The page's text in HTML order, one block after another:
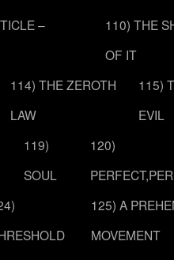
–
110) THE
OF IT
114) THE ZEROTH
LAW
115)
EVIL
119)
SOUL
120)
125) A
MOVEMENT